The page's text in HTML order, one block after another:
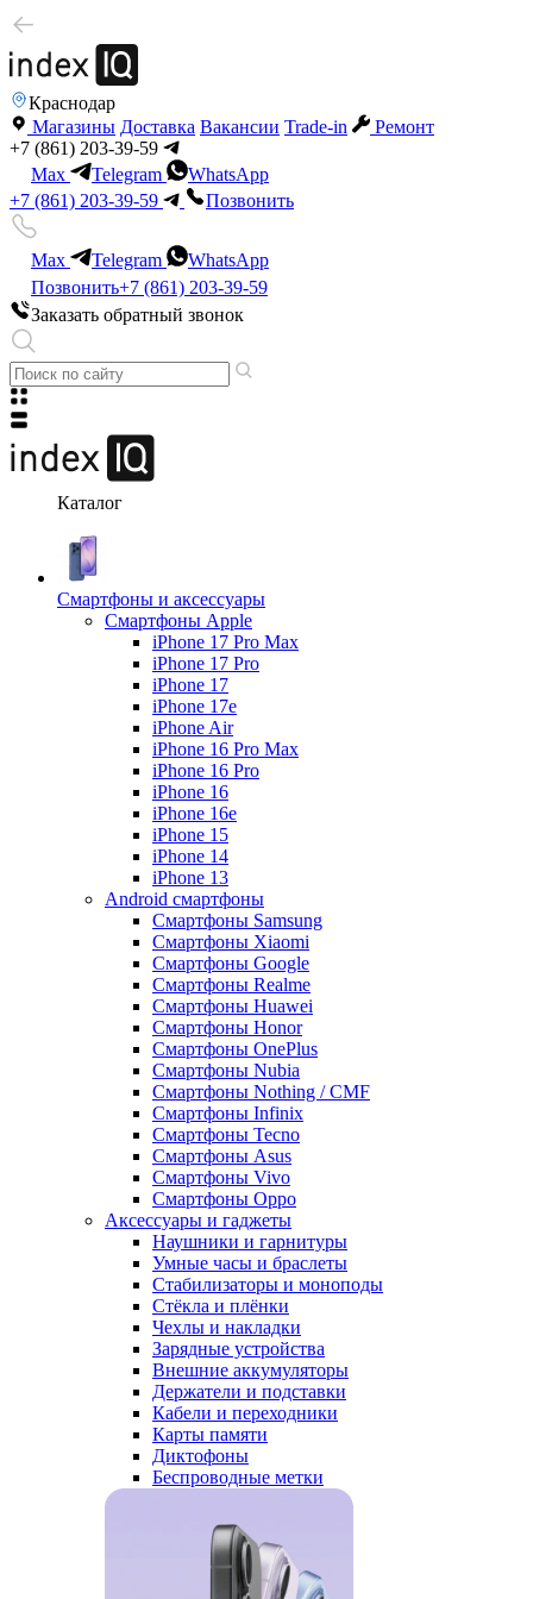
Краснодар
Магазины Доставка Вакансии Trade-in
Ремонт
+7 (861) 203-39-59
Max
Telegram
WhatsApp
+7 (861) 203-39-59
Позвонить
Max Telegram
WhatsApp
Позвонить+7 (861) 203-39-59
Заказать обратный звонок
Каталог
Смартфоны и аксессуары
Смартфоны Apple
iPhone 17 Pro Max
iPhone 17 Pro
iPhone 17
iPhone 17e
iPhone Air
iPhone 16 Pro Max
iPhone 16 Pro
iPhone 16
iPhone 16e
iPhone 15
iPhone 14
iPhone 13
Android cмартфоны
Смартфоны Samsung
Смартфоны Xiaomi
Смартфоны Google
Смартфоны Realme
Смартфоны Huawei
Смартфоны Honor
Смартфоны OnePlus
Смартфоны Nubia
Смартфоны Nothing / CMF
Смартфоны Infinix
Смартфоны Tecno
Смартфоны Asus
Смартфоны Vivo
Смартфоны Oppo
Аксессуары и гаджеты
Наушники и гарнитуры
Умные часы и браслеты
Стабилизаторы и моноподы
Стёкла и плёнки
Чехлы и накладки
Зарядные устройства
Внешние аккумуляторы
Держатели и подставки
Кабели и переходники
Карты памяти
Диктофоны
Беспроводные метки